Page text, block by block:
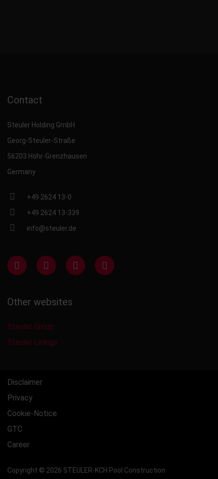
Contact
Steuler Holding GmbH
Georg-Steuler-Straße
56203 Höhr-Grenzhausen
Germany
+49 2624 13-0
+49 2624 13-339
info@steuler.de
Other websites
Steuler Group
Steuler Linings
Disclaimer
Privacy
Cookie-Notice
GTC
Career
Copyright © 2026 STEULER-KCH Pool Construction